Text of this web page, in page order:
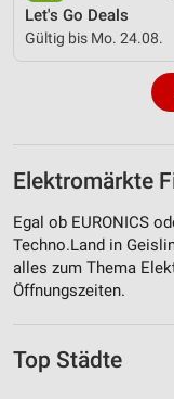
Let's Go Deals
Gültig bis Mo. 24.08.
Elektromärkte
Egal ob EURONICS
Techno.Land in
alles zum Thema
Öffnungszeiten.
Top Städte